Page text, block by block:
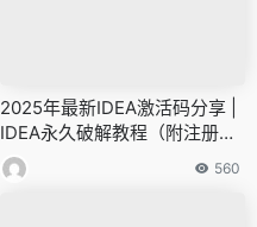
2025年最新IDEA激活码分享 |
IDEA永久破解教程（附注册
码）
560